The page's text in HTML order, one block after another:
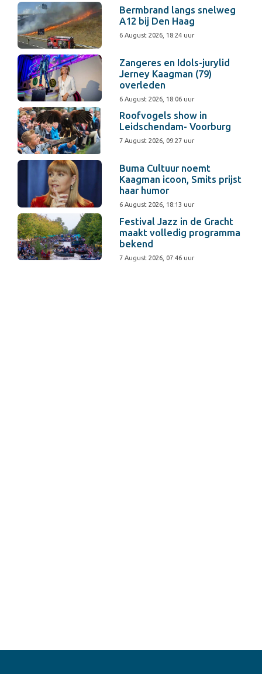
Bermbrand langs snelweg
A12 bij Den Haag
6 August 2026, 18:24 uur
Zangeres en Idols-jurylid
Jerney Kaagman (79)
overleden
6 August 2026, 18:06 uur
Roofvogels show in
Leidschendam- Voorburg
7 August 2026, 09:27 uur
Buma Cultuur noemt
Kaagman icoon, Smits prijst
haar humor
6 August 2026, 18:13 uur
Festival Jazz in de Gracht
maakt volledig programma
bekend
7 August 2026, 07:46 uur